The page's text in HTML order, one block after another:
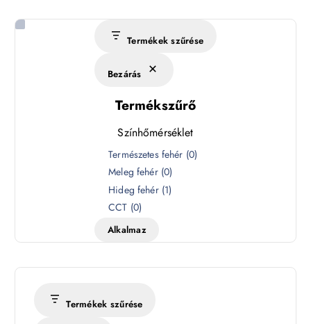
Termékek szűrése
Bezárás
Termékszűrő
Színhőmérséklet
é
s
Természetes fehér (0)
Meleg fehér (0)
Hideg fehér (1)
CCT (0)
Alkalmaz
Termékek szűrése